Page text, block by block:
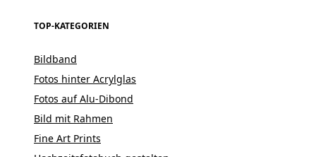
TOP-KATEGORIEN
Bildband
Fotos hinter Acrylglas
Fotos auf Alu-Dibond
Bild mit Rahmen
Fine Art Prints